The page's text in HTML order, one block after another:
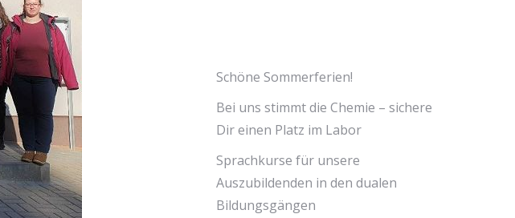
Schöne Sommerferien!
Bei uns stimmt die Chemie – sichere
Dir einen Platz im Labor
Sprachkurse für unsere
Auszubildenden in den dualen
Bildungsgängen